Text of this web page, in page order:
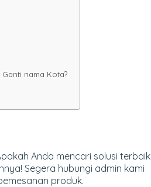
nama Kota?
Anda mencari solusi terbaik
Segera hubungi admin kami
produk.